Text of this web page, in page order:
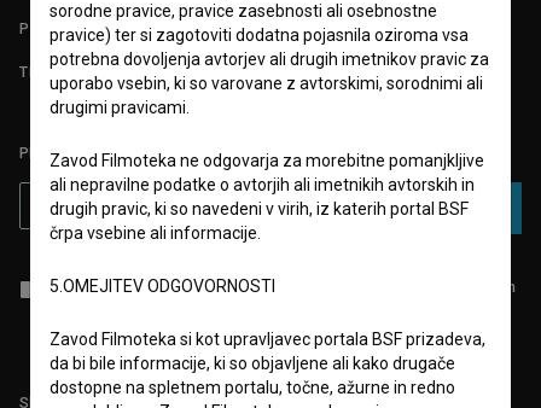
POGOSTA VPRAŠANJA
TEST FUNKCIONALNOSTI
PRIJAVITE SE NA BSF NOVIČNIK:
PRIJAVA
Sprejemamsplošne pogojein dajem
za zbiranje, hrambo in
Sledite nam na:
sorodne pravice, pravice zasebnosti ali osebnostne
pravice) ter si zagotoviti dodatna pojasnila oziroma vsa
potrebna dovoljenja avtorjev ali drugih imetnikov pravic za
uporabo vsebin, ki so varovane z avtorskimi, sorodnimi ali
drugimi pravicami.
Zavod Filmoteka ne odgovarja za morebitne pomanjkljive
ali nepravilne podatke o avtorjih ali imetnikih avtorskih in
drugih pravic, ki so navedeni v virih, iz katerih portal BSF
črpa vsebine ali informacije.
5.OMEJITEV ODGOVORNOSTI
Zavod Filmoteka si kot upravljavec portala BSF prizadeva,
da bi bile informacije, ki so objavljene ali kako drugače
dostopne na spletnem portalu, točne, ažurne in redno